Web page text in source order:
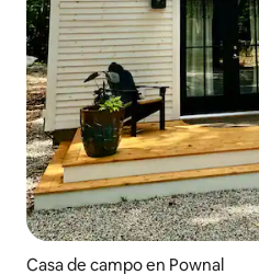
Casa de campo en Pownal